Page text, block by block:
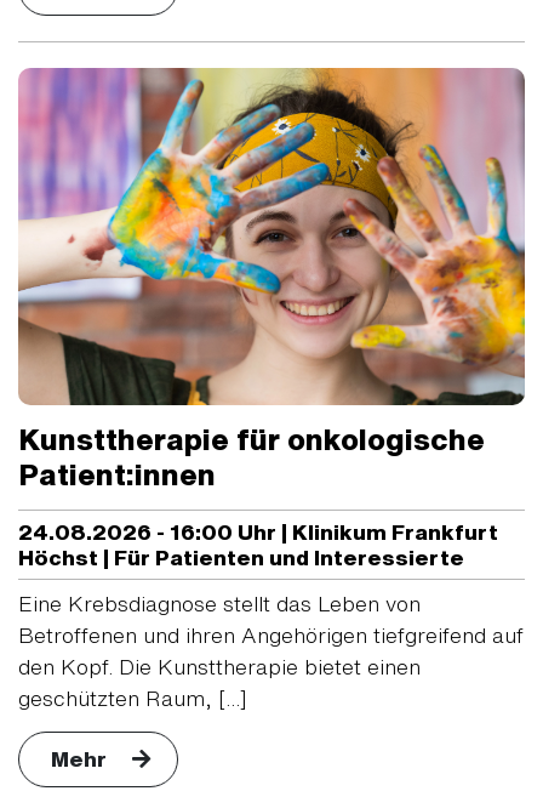
Kunsttherapie für onkologische
Patient:innen
24.08.2026 - 16:00 Uhr | Klinikum Frankfurt
Höchst | Für Patienten und Interessierte
Eine Krebsdiagnose stellt das Leben von
Betroffenen und ihren Angehörigen tiefgreifend auf
den Kopf. Die Kunsttherapie bietet einen
geschützten Raum, [...]
Mehr